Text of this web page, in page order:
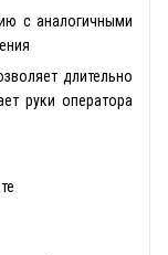
с аналогичными
длительно
руки оператора